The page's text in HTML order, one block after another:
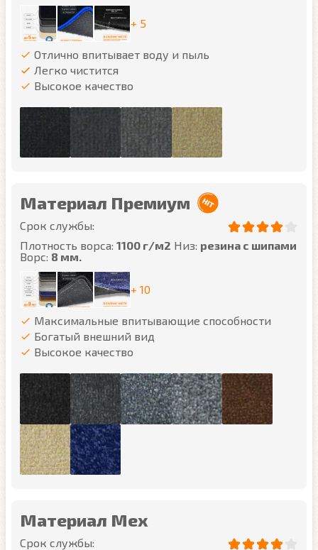
+ 5
Отлично впитывает воду и пыль
Легко чистится
Высокое качество
Материал Премиум
Срок службы:
Плотность ворса: 1100 г/м2 Низ: резина с шипами
Ворс: 8 мм.
+ 10
Максимальные впитывающие способности
Богатый внешний вид
Высокое качество
Материал Мех
Срок службы: